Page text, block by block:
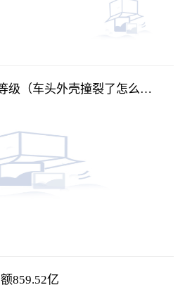
级（车头外壳撞裂了怎么
859.52亿